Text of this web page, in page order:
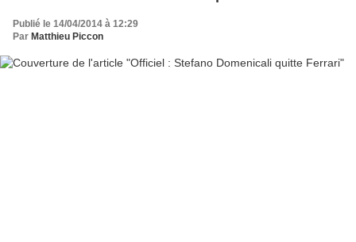
Publié le 14/04/2014 à 12:29
Par Matthieu Piccon